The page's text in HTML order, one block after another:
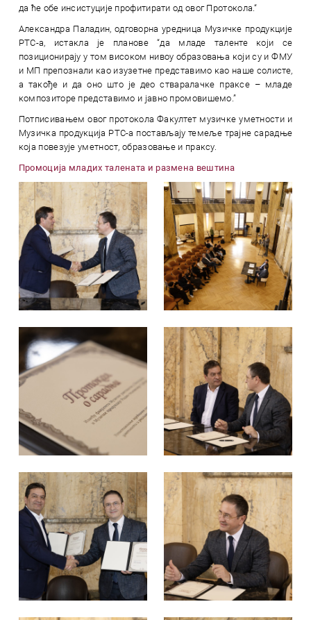
да ће обе инсистуције профитирати од овог Протокола.“
Александра Паладин, одговорна уредница Музичке продукције
РТС-a, истакла је планове “да младе таленте који се
позиционирају у том високом нивоу образовања који су и ФМУ
и МП препознали као изузетне представимо као наше солисте,
а такође и да оно што је део стваралачке праксе – младе
композиторе представимо и јавно промовишемо.”
Потписивањем овог протокола Факултет музичке уметности и
Музичка продукција РТС-a постављају темеље трајне сарадње
која повезује уметност, образовање и праксу.
Промоција младих талената и размена вештина